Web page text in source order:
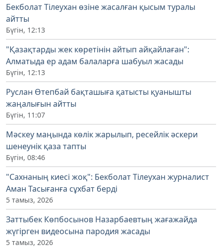
Бекболат Тілеухан өзіне жасалған қысым туралы
айтты
Бүгін, 12:13
"Қазақтарды жек көретінін айтып айқайлаған":
Алматыда ер адам балаларға шабуыл жасады
Бүгін, 12:13
Руслан Өтепбай бақташыға қатысты қуанышты
жаңалығын айтты
Бүгін, 11:07
Мәскеу маңында көлік жарылып, ресейлік әскери
шенеунік қаза тапты
Бүгін, 08:46
"Сахнаның киесі жоқ": Бекболат Тілеухан журналист
Аман Тасығанға сұхбат берді
5 тамыз, 2026
Заттыбек Көпбосынов Назарбаевтың жағажайда
жүгірген видеосына пародия жасады
5 тамыз, 2026